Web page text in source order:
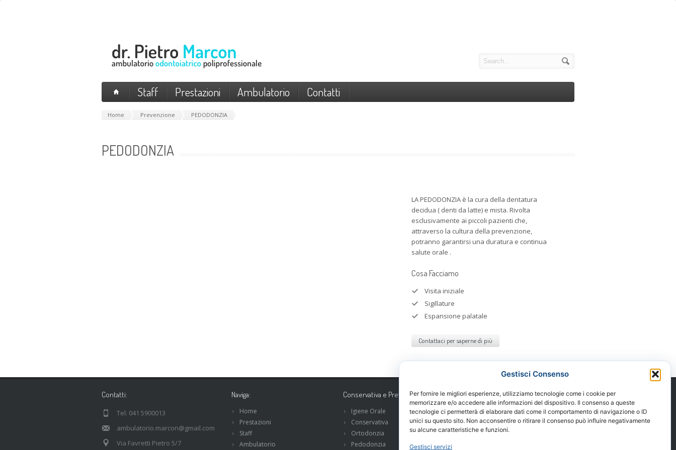
Gestisci Consenso
Per fornire le migliori esperienze, utilizziamo tecnologie come i cookie per
memorizzare e/o accedere alle informazioni del dispositivo. Il consenso a queste
tecnologie ci permetterà di elaborare dati come il comportamento di navigazione o ID
unici su questo sito. Non acconsentire o ritirare il consenso può influire negativamente
su alcune caratteristiche e funzioni.
Gestisci servizi
Staff Prestazioni Ambulatorio Contatti
Home Prevenzione PEDODONZIA
PEDODONZIA
LA PEDODONZIA è la cura della dentatura
decidua ( denti da latte) e mista. Rivolta
esclusivamente ai piccoli pazienti che,
attraverso la cultura della prevenzione,
potranno garantirsi una duratura e continua
salute orale .
Cosa Facciamo
Visita iniziale
Sigillature
Espansione palatale
Contattaci per saperne di più
Contatti:
Tel: 041 5900013
ambulatorio.marcon@gmail.com
Via Favretti Pietro 5/7
Naviga:
Home
Prestazioni
Staff
Ambulatorio
Conservativa e Prevenzione:
Igiene Orale
Conservativa
Ortodonzia
Pedodonzia
Chirurgia:
Endodonzia
Protesi dentaria
Paradontologia